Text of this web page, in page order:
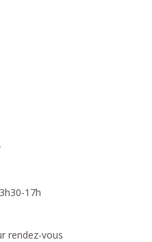
17h
rendez-vous